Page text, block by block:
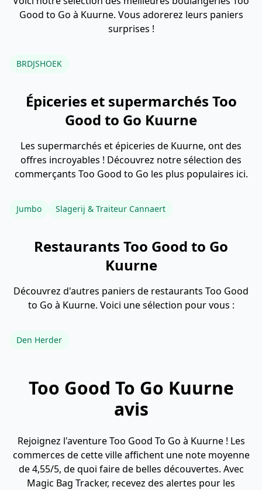
Good to Go à Kuurne. Vous adorerez leurs paniers
surprises !
BRDJSHOEK
Épiceries et supermarchés Too
Good to Go Kuurne
Les supermarchés et épiceries de Kuurne, ont des
offres incroyables ! Découvrez notre sélection des
commerçants Too Good to Go les plus populaires ici.
Jumbo Slagerij & Traiteur Cannaert
Restaurants Too Good to Go
Kuurne
Découvrez d'autres paniers de restaurants Too Good
to Go à Kuurne. Voici une sélection pour vous :
Den Herder
Too Good To Go Kuurne
avis
Rejoignez l'aventure Too Good To Go à Kuurne ! Les
commerces de cette ville affichent une note moyenne
de 4,55/5, de quoi faire de belles découvertes. Avec
Magic Bag Tracker, recevez des alertes pour les